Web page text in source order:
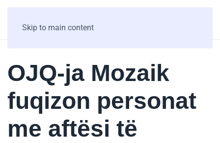
Skip to main content
OJQ-ja Mozaik
fuqizon personat
me aftësi të